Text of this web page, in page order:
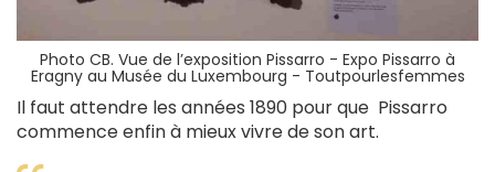
Photo CB. Vue de l’exposition Pissarro - Expo Pissarro à
Eragny au Musée du Luxembourg - Toutpourlesfemmes
Il faut attendre les années 1890 pour que Pissarro
commence enfin à mieux vivre de son art.